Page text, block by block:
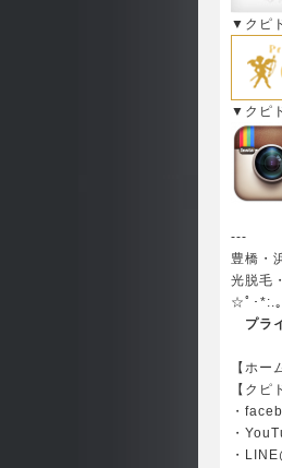
▼クピ
▼クピ
---
豊橋・
光脱毛
☆ﾟ･*:.
プラ
【ホ
【ク
・
・
・